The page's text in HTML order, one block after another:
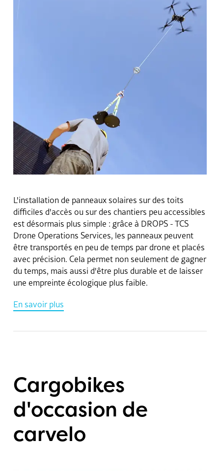
L'installation de panneaux solaires sur des toits
difficiles d'accès ou sur des chantiers peu accessibles
est désormais plus simple : grâce à DROPS - TCS
Drone Operations Services, les panneaux peuvent
être transportés en peu de temps par drone et placés
avec précision. Cela permet non seulement de gagner
du temps, mais aussi d'être plus durable et de laisser
une empreinte écologique plus faible.
En savoir plus
Cargobikes
d'occasion de
carvelo